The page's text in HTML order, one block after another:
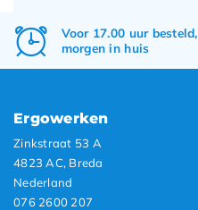
Voor 17.00 uur besteld,
morgen in huis
Ergowerken
Zinkstraat 53 A
4823 AC, Breda
Nederland
076 2600 207